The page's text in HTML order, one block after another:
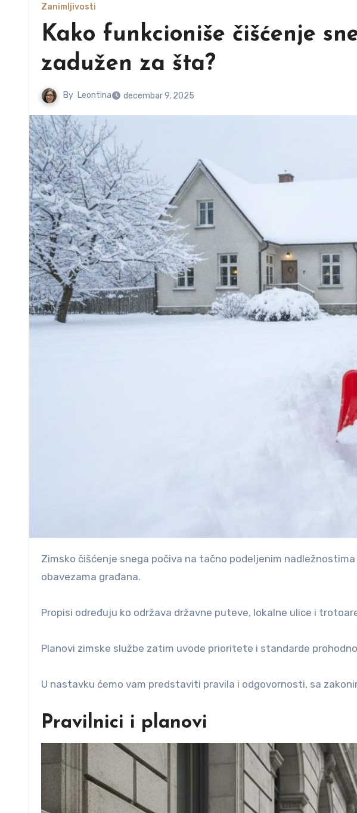
Zanimljivosti
Kako funkcioniše čišćenje
zadužen za šta?
By Leontina decembar 9, 2025
Zimsko čišćenje snega počiva na tačno podeljenim nadležnostima između države, gradova i opština, plus
obavezama građana.
Propisi određuju ko održava državne puteve, lokalne ulice i
Planovi zimske službe zatim uvode prioritete i standarde
U nastavku ćemo vam predstaviti pravila i odgovornosti, sa
Pravilnici i planovi